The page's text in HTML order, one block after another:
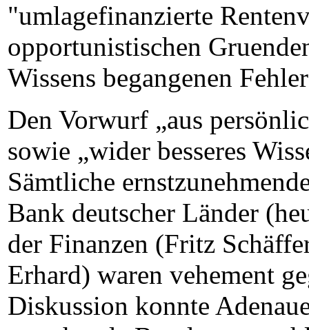
"umlagefinanzierte
opportunistischen
Wissens begangenen
Den Vorwurf „aus
sowie „wider besseres
Sämtliche
Bank deutscher Länder
der Finanzen (Fritz
Erhard) waren vehement
Diskussion konnte